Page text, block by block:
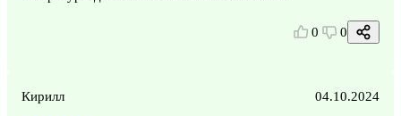
0 0
Кирилл 04.10.2024